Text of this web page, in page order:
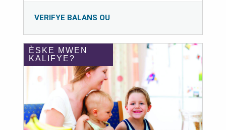
VERIFYE BALANS OU
ÈSKE MWEN
KALIFYE?